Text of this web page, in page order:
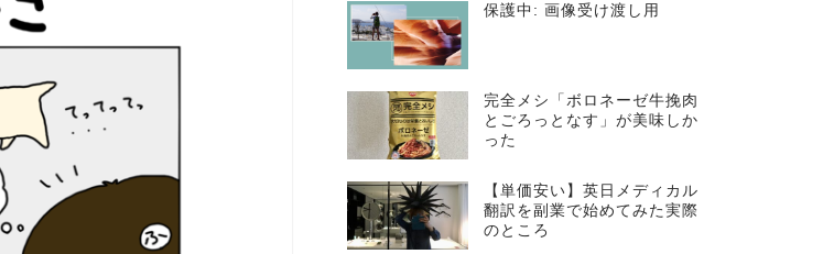
保護中: 画像受け渡し用
完全メシ「ボロネーゼ牛挽肉
とごろっとなす」が美味しか
った
【単価安い】英日メディカル
翻訳を副業で始めてみた実際
のところ